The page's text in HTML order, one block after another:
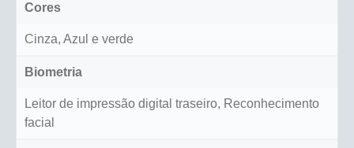
Cores
Cinza, Azul e verde
Biometria
Leitor de impressão digital traseiro, Reconhecimento
facial